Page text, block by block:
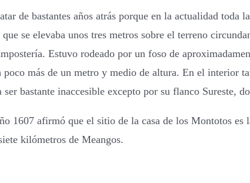
de bastantes años atrás porque en la actualidad toda
se elevaba unos tres metros sobre el terreno
Estuvo rodeado por un foso de
poco más de un metro y medio de altura. En el interior
bastante inaccesible excepto por su flanco Sureste,
1607 afirmó que el sitio de la casa de los Montotos
kilómetros de Meangos.